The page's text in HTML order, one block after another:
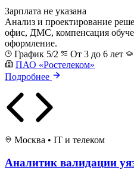
Зарплата не указана
Анализ и проектирование
офис, ДМС, компенсация
оформление.
График 5/2
От 3 до 6 лет
ПАО «Ростелеком»
Подробнее
Москва • IT и телеком
Аналитик валидации